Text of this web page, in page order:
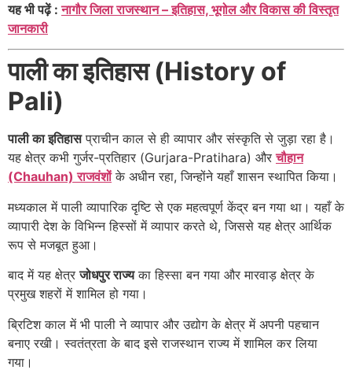
यह भी पढ़ें :नागौर जिला राजस्थान – इतिहास, भूगोल और विकास की विस्तृत
जानकारी
पाली का इतिहास (History of
Pali)
पाली का इतिहासप्राचीन काल से ही व्यापार और संस्कृति से जुड़ा रहा है।
यह क्षेत्र कभी गुर्जर-प्रतिहार (Gurjara-Pratihara) औरचौहान
(Chauhan) राजवंशोंके अधीन रहा, जिन्होंने यहाँ शासन स्थापित किया।
मध्यकाल में पाली व्यापारिक दृष्टि से एक महत्वपूर्ण केंद्र बन गया था। यहाँ के
व्यापारी देश के विभिन्न हिस्सों में व्यापार करते थे, जिससे यह क्षेत्र आर्थिक
रूप से मजबूत हुआ।
बाद में यह क्षेत्रजोधपुर राज्यका हिस्सा बन गया और मारवाड़ क्षेत्र के
प्रमुख शहरों में शामिल हो गया।
ब्रिटिश काल में भी पाली ने व्यापार और उद्योग के क्षेत्र में अपनी पहचान
बनाए रखी। स्वतंत्रता के बाद इसे राजस्थान राज्य में शामिल कर लिया
गया।